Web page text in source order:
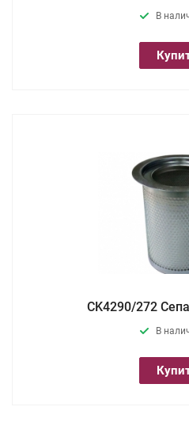
В
CK4290/272
В